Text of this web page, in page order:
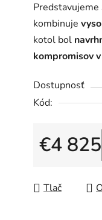
produktu
je
0,0
z
hviezdičiek.
Predstavujeme
kombinuje
kotol bol
kompromisov
Dostupnosť
Kód:
€4 825
Jednotková
Tlač